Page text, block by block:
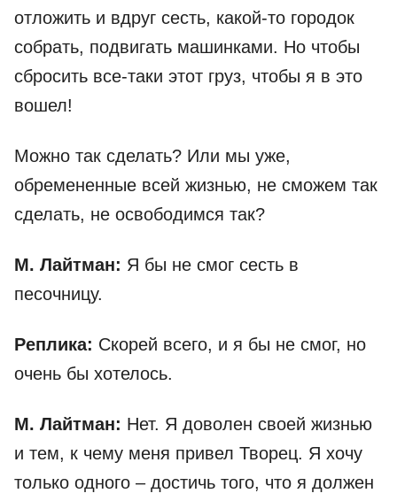
отложить и вдруг сесть, какой-то городок
собрать, подвигать машинками. Но чтобы
сбросить все-таки этот груз, чтобы я в это
вошел!
Можно так сделать? Или мы уже,
обремененные всей жизнью, не сможем так
сделать, не освободимся так?
М. Лайтман: Я бы не смог сесть в
песочницу.
Реплика: Скорей всего, и я бы не смог, но
очень бы хотелось.
М. Лайтман: Нет. Я доволен своей жизнью
и тем, к чему меня привел Творец. Я хочу
только одного – достичь того, что я должен